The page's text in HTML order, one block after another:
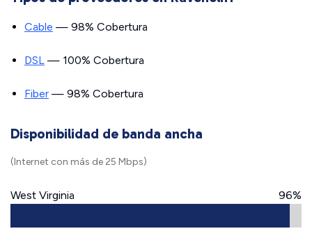
Cable — 98% Cobertura
DSL — 100% Cobertura
Fiber — 98% Cobertura
Disponibilidad de banda ancha
(Internet con más de 25 Mbps)
West Virginia 96%